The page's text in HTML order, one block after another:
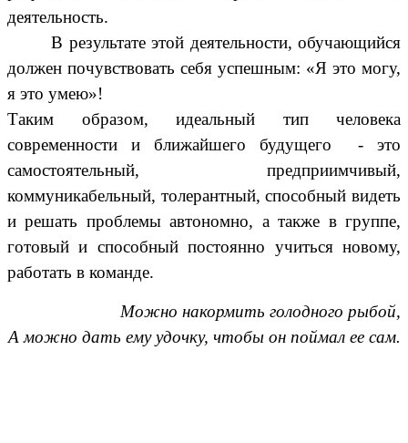
деятельность.
В результате этой деятельности, обучающийся
должен почувствовать себя успешным: «Я это могу,
я это умею»!
Таким образом, идеальный тип человека
современности и ближайшего будущего - это
самостоятельный, предприимчивый,
коммуникабельный, толерантный, способный видеть
и решать проблемы автономно, а также в группе,
готовый и способный постоянно учиться новому,
работать в команде.
Можно накормить голодного рыбой,
А можно дать ему удочку, чтобы он поймал ее сам.